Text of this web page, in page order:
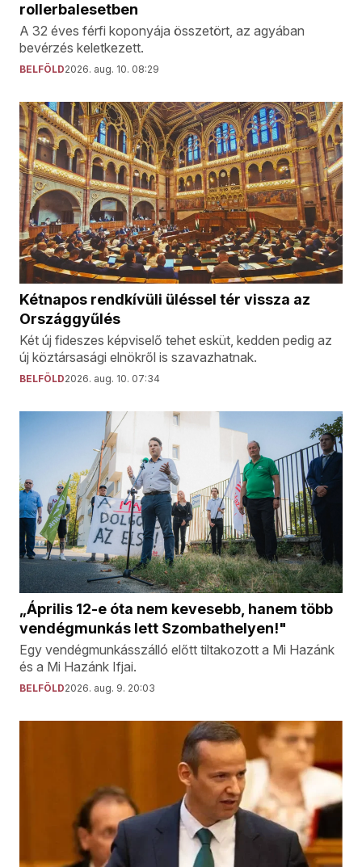
rollerbalesetben
A 32 éves férfi koponyája összetört, az agyában
bevérzés keletkezett.
BELFÖLD2026. aug. 10. 08:29
Kétnapos rendkívüli üléssel tér vissza az
Országgyűlés
Két új fideszes képviselő tehet esküt, kedden pedig az
új köztársasági elnökről is szavazhatnak.
BELFÖLD2026. aug. 10. 07:34
„Április 12-e óta nem kevesebb, hanem több
vendégmunkás lett Szombathelyen!"
Egy vendégmunkásszálló előtt tiltakozott a Mi Hazánk
és a Mi Hazánk Ifjai.
BELFÖLD2026. aug. 9. 20:03